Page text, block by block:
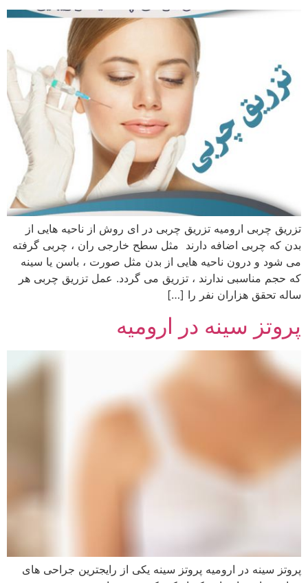
تزریق چربی ارومیه تزریق چربی در ای روش از ناحیه هایی از
بدن که چربی اضافه دارند مثل سطح خارجی ران ، چربی گرفته
می شود و درون ناحیه هایی از بدن مثل صورت ، باسن یا سینه
که حجم مناسبی ندارند ، تزریق می گردد. عمل تزریق چربی هر
ساله تحقق هزاران نفر را […]
پروتز سینه در ارومیه
پروتز سینه در ارومیه پروتز سینه یکی از رایجترین جراحی های